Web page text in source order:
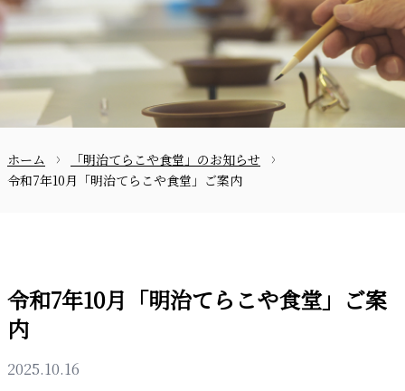
ギャラリー
お知らせ
お問合せ
ホーム
「明治てらこや食堂」のお知らせ
令和7年10月「明治てらこや食堂」ご案内
令和7年10月「明治てらこや食堂」ご案
内
2025.10.16